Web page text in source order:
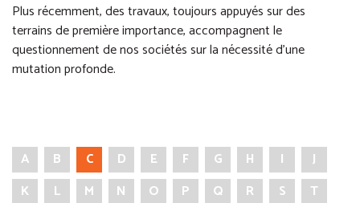
Plus récemment, des travaux, toujours appuyés sur des
terrains de première importance, accompagnent le
questionnement de nos sociétés sur la nécessité d’une
mutation profonde.
A B C D E F G H I
J
K
L M N O P Q R S
T